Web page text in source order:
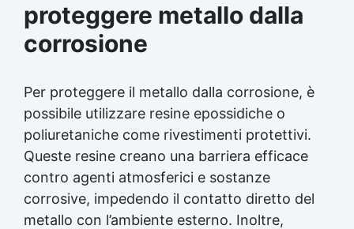
proteggere metallo dalla
corrosione
Per proteggere il metallo dalla corrosione, è
possibile utilizzare resine epossidiche o
poliuretaniche come rivestimenti protettivi.
Queste resine creano una barriera efficace
contro agenti atmosferici e sostanze
corrosive, impedendo il contatto diretto del
metallo con l’ambiente esterno. Inoltre,